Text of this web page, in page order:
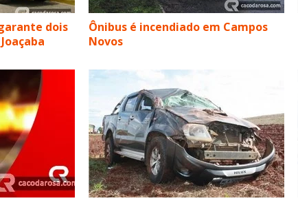
dois
Ônibus é incendiado em Campos
Novos